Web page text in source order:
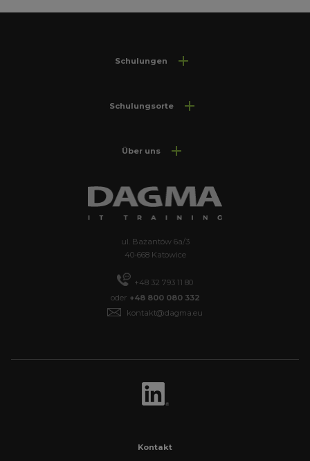
Schulungen
Schulungsorte
Über uns
ul. Bażantów 6a/3
40-668 Katowice
+48 32 793 11 80
oder +48 800 080 332
kontakt@dagma.eu
Kontakt